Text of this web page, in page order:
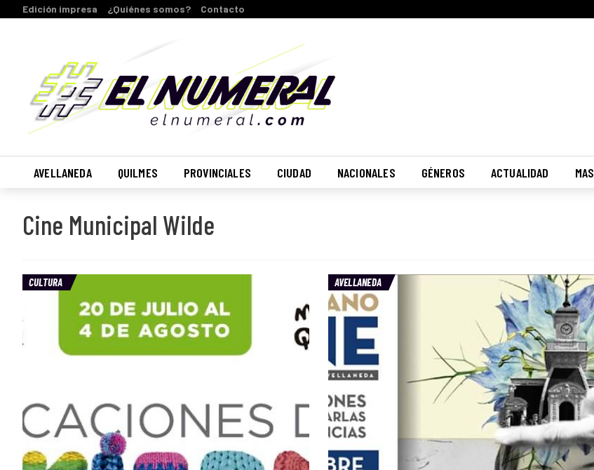
Edición impresa ¿Quiénes somos? Contacto
AVELLANEDA QUILMES PROVINCIALES CIUDAD NACIONALES GÉNEROS ACTUALIDAD MAS
Cine Municipal Wilde
CULTURA AVELLANEDA